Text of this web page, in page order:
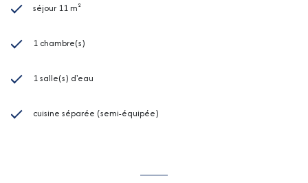
séjour 11 m²
1 chambre(s)
1 salle(s) d'eau
cuisine séparée (semi-équipée)